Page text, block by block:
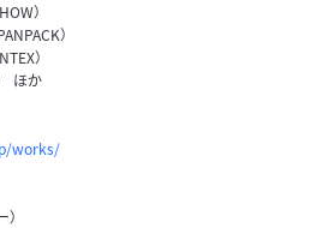
）
）
）
ほか
works/